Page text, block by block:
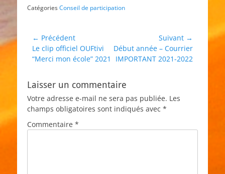
CatégoriesConseil de participation
Navigation
de
l’article
← Précédent
Article
précédent :
Le clip officiel OUFtivi
“Merci mon école” 2021
Suivant →
Article
suivant :
Début année – Courrier
IMPORTANT 2021-2022
Laisser un commentaire
Votre adresse e-mail ne sera pas publiée. Les
champs obligatoires sont indiqués avec *
Commentaire *